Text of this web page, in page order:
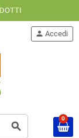
search
person Accedi
0